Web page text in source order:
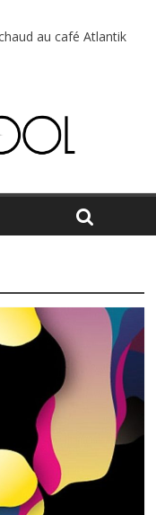
au café Atlantik
en hausse
entre chaleur et bonne
bière, métal et
Professeur Puth